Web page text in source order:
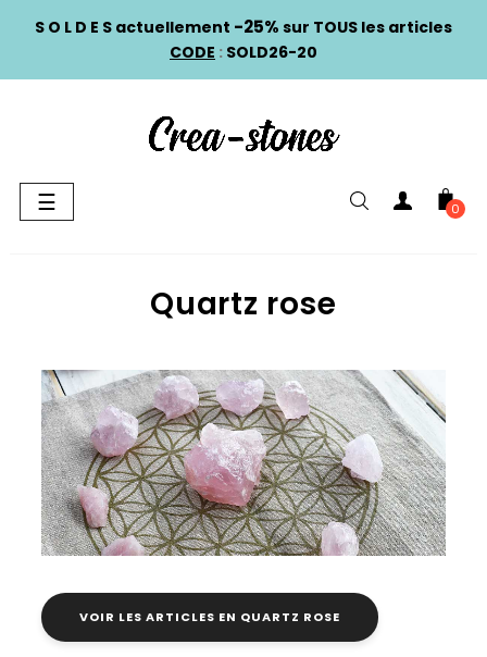
S O L D E S actuellement -25% sur TOUS les articles
CODE : SOLD26-20
Basculer
la
☰ 0
Quartz rose
VOIR LES ARTICLES EN QUARTZ ROSE